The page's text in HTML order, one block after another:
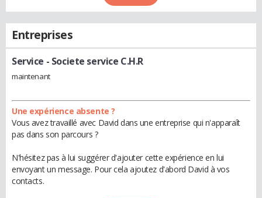
Entreprises
Service - Societe service C.H.R
maintenant
Une expérience absente ?
Vous avez travaillé avec David dans une entreprise qui n'apparaît
pas dans son parcours ?
N'hésitez pas à lui suggérer d'ajouter cette expérience en lui
envoyant un message. Pour cela ajoutez d'abord David à vos
contacts.